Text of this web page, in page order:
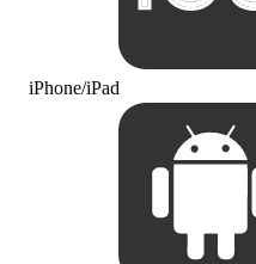
iPhone/iPad